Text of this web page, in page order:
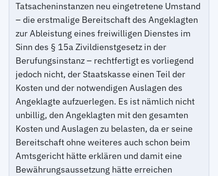
Tatsacheninstanzen neu eingetretene Umstand
– die erstmalige Bereitschaft des Angeklagten
zur Ableistung eines freiwilligen Dienstes im
Sinn des § 15a Zivildienstgesetz in der
Berufungsinstanz – rechtfertigt es vorliegend
jedoch nicht, der Staatskasse einen Teil der
Kosten und der notwendigen Auslagen des
Angeklagte aufzuerlegen. Es ist nämlich nicht
unbillig, den Angeklagten mit den gesamten
Kosten und Auslagen zu belasten, da er seine
Bereitschaft ohne weiteres auch schon beim
Amtsgericht hätte erklären und damit eine
Bewährungsaussetzung hätte erreichen